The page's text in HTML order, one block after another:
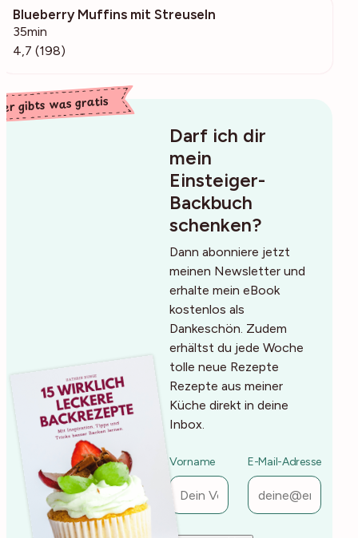
Blueberry Muffins mit Streuseln
35min
4,7 (198)
Darf ich dir
mein
Einsteiger-
Backbuch
schenken?
Dann abonniere jetzt
meinen Newsletter und
erhalte mein eBook
kostenlos als
Dankeschön. Zudem
erhältst du jede Woche
tolle neue Rezepte
Rezepte aus meiner
Küche direkt in deine
Inbox.
Vorname E-Mail-Adresse
gibts was gratis